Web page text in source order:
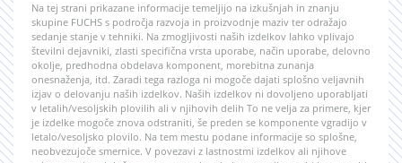
Na tej strani prikazane informacije temeljijo na izkušnjah in znanju
skupine FUCHS s področja razvoja in proizvodnje maziv ter odražajo
sedanje stanje v tehniki. Na zmogljivosti naših izdelkov lahko vplivajo
številni dejavniki, zlasti specifična vrsta uporabe, način uporabe, delovno
okolje, predhodna obdelava komponent, morebitna zunanja
onesnaženja, itd. Zaradi tega razloga ni mogoče dajati splošno veljavnih
izjav o delovanju naših izdelkov. Naših izdelkov ni dovoljeno uporabljati
v letalih/vesoljskih plovilih ali v njihovih delih To ne velja za primere, kjer
je izdelke mogoče znova odstraniti, še preden se komponente vgradijo v
letalo/vesoljsko plovilo. Na tem mestu podane informacije so splošne,
neobvezujoče smernice. V povezavi z lastnostmi izdelkov ali njihove